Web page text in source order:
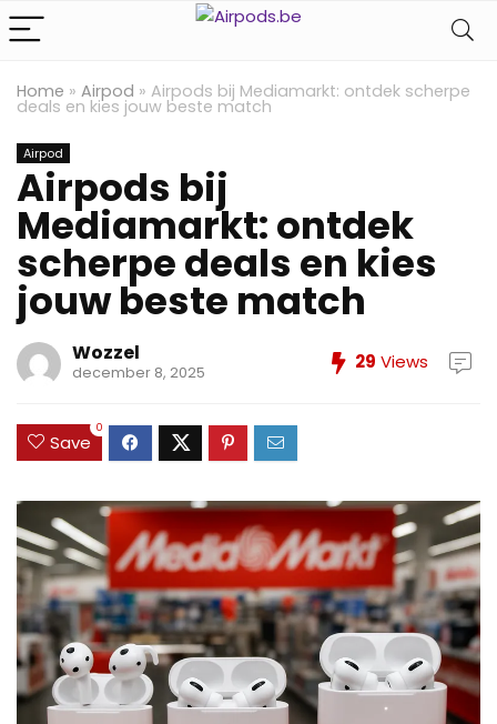
Home » Airpod » Airpods bij Mediamarkt: ontdek scherpe
deals en kies jouw beste match
Airpod
Airpods bij
Mediamarkt: ontdek
scherpe deals en kies
jouw beste match
Wozzel
december 8, 2025 29 Views
Save
0